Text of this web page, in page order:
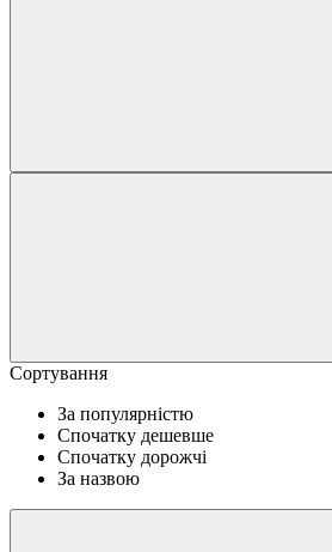
Сортування
За популярністю
Спочатку дешевше
Спочатку дорожчі
За назвою